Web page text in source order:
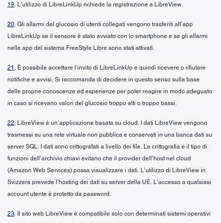
19. L’utilizzo di LibreLinkUp richiede la registrazione a LibreView.
20. Gli allarmi del glucosio di utenti collegati vengono trasferiti all’app
LibreLinkUp se il sensore è stato avviato con lo smartphone e se gli allarmi
nelle app del sistema FreeStyle Libre sono stati attivati.
21 . È possibile accettare l’invito di LibreLinkUp e quindi ricevere o rifiutare
notifiche e avvisi. Si raccomanda di decidere in questo senso sulla base
delle proprie conoscenze ed esperienze per poter reagire in modo adeguato
in caso si ricevano valori del glucosio troppo alti o troppo bassi.
22. LibreView è un’applicazione basata su cloud. I dati LibreView vengono
trasmessi su una rete virtuale non pubblica e conservati in una banca dati su
server SQL. I dati sono crittografati a livello dei file. La crittografia e il tipo di
funzioni dell’archivio chiavi evitano che il provider dell’host nel cloud
(Amazon Web Services) possa visualizzare i dati. L’utilizzo di LibreView in
Svizzera prevede l’hosting dei dati su server della UE. L’accesso a qualsiasi
account utente è protetto da password.
23. Il sito web LibreView è compatibile solo con determinati sistemi operativi